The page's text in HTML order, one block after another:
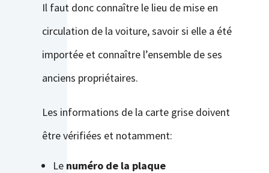
Il faut donc connaître le lieu de mise en
circulation de la voiture, savoir si elle a été
importée et connaître l’ensemble de ses
anciens propriétaires.
Les informations de la carte grise doivent
être vérifiées et notamment:
Le numéro de la plaque